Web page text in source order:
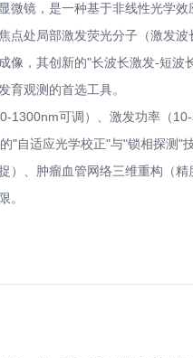
微镜，是一种基于非线性光学
点处局部激发荧光分子（激发
像，其创新的"长波长激发-短波
育观测的首选工具。
1300nm可调）、激发功率（
"自适应光学校正"与"锁相探测
）、肿瘤血管网络三维重构（
。